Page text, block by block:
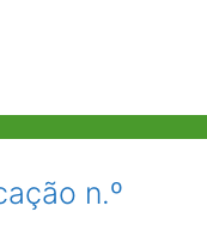
n.º